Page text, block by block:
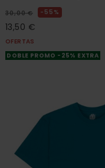
30,00 € 55%
13,50 €
OFERTAS
DOBLE PROMO -25% EXTRA